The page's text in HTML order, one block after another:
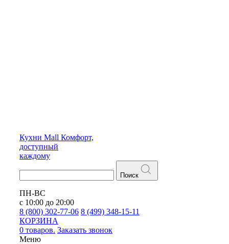
Кухни Mall Комфорт,
доступный
каждому
Поиск
ПН-ВС
с 10:00 до 20:00
8 (800) 302-77-06 8 (499) 348-15-11
КОРЗИНА
0 товаров. Заказать звонок
Меню